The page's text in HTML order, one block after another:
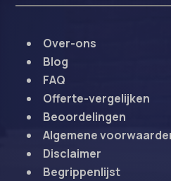
Over-ons
Blog
FAQ
Offerte-vergelijken
Beoordelingen
Algemene
Disclaimer
Begrippenlijst